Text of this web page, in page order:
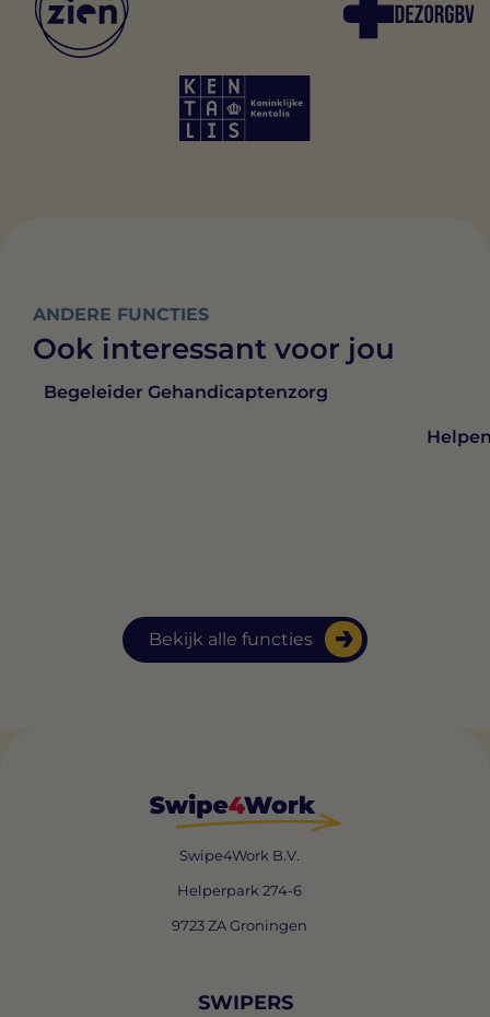
ANDERE FUNCTIES
Ook interessant voor jou
Bekijk alle functies
Begeleider Gehandicaptenzorg
Swipe4Work B.V.
Helperpark 274-6
9723 ZA Groningen
SWIPERS